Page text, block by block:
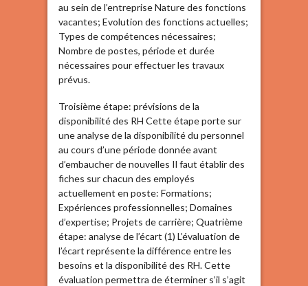
au sein de l’entreprise Nature des fonctions
vacantes; Evolution des fonctions actuelles;
Types de compétences nécessaires;
Nombre de postes, période et durée
nécessaires pour effectuer les travaux
prévus.
Troisième étape: prévisions de la
disponibilité des RH Cette étape porte sur
une analyse de la disponibilité du personnel
au cours d’une période donnée avant
d’embaucher de nouvelles Il faut établir des
fiches sur chacun des employés
actuellement en poste: Formations;
Expériences professionnelles; Domaines
d’expertise; Projets de carrière; Quatrième
étape: analyse de l’écart (1) L’évaluation de
l’écart représente la différence entre les
besoins et la disponibilité des RH. Cette
évaluation permettra de éterminer s’il s’agit